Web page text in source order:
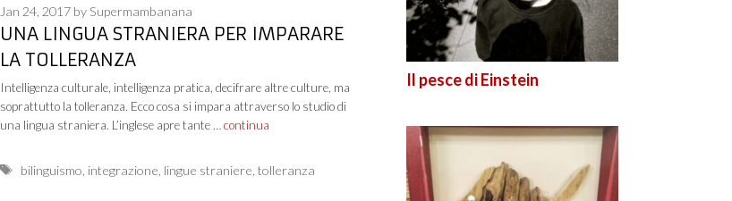
UNA LINGUA STRANIERA PER IMPARARE
LA TOLLERANZA
Jan 24, 2017 by Supermambanana
Intelligenza culturale, intelligenza pratica, decifrare altre culture, ma
soprattutto la tolleranza. Ecco cosa si impara attraverso lo studio di
una lingua straniera. L’inglese apre tante … continua
Tags
bilinguismo integrazione lingue straniere tolleranza
Il pesce di Einstein